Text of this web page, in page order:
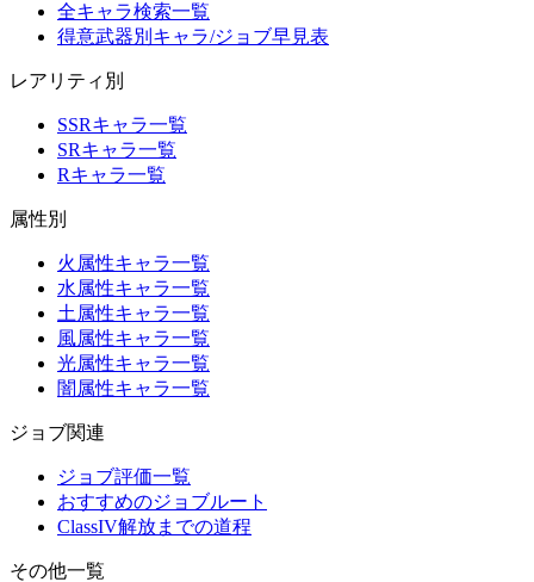
全キャラ検索一覧
得意武器別キャラ/ジョブ早見表
レアリティ別
SSRキャラ一覧
SRキャラ一覧
Rキャラ一覧
属性別
火属性キャラ一覧
水属性キャラ一覧
土属性キャラ一覧
風属性キャラ一覧
光属性キャラ一覧
闇属性キャラ一覧
ジョブ関連
ジョブ評価一覧
おすすめのジョブルート
ClassIV解放までの道程
その他一覧